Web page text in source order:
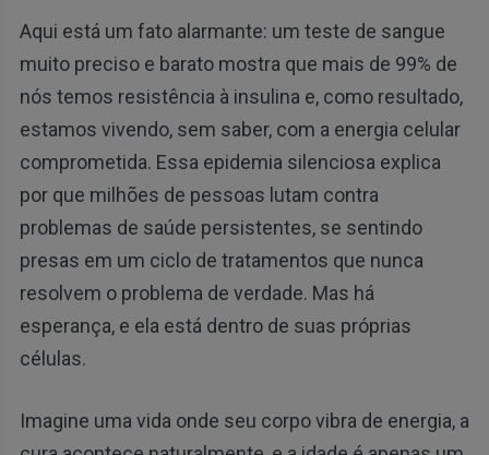
Aqui está um fato alarmante: um teste de sangue
muito preciso e barato mostra que mais de 99% de
nós temos resistência à insulina e, como resultado,
estamos vivendo, sem saber, com a energia celular
comprometida. Essa epidemia silenciosa explica
por que milhões de pessoas lutam contra
problemas de saúde persistentes, se sentindo
presas em um ciclo de tratamentos que nunca
resolvem o problema de verdade. Mas há
esperança, e ela está dentro de suas próprias
células.
Imagine uma vida onde seu corpo vibra de energia, a